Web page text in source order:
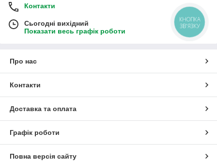
Контакти
Сьогодні вихідний
Показати весь графік роботи
Про нас
Контакти
Доставка та оплата
Графік роботи
Повна версія сайту
КНОПКА
ЗВ'ЯЗКУ